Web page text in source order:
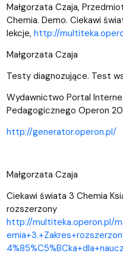
Małgorzata Czaja,
Chemia. Demo. Ciekawi
lekcje, http://multiteka.
Małgorzata Czaja
Testy diagnozujące. Test
Wydawnictwo Portal
Pedagogicznego Operon
http://generator.operon.pl/
Małgorzata Czaja
Ciekawi świata 3 Chemia
rozszerzony
http://multiteka.operon.pl/